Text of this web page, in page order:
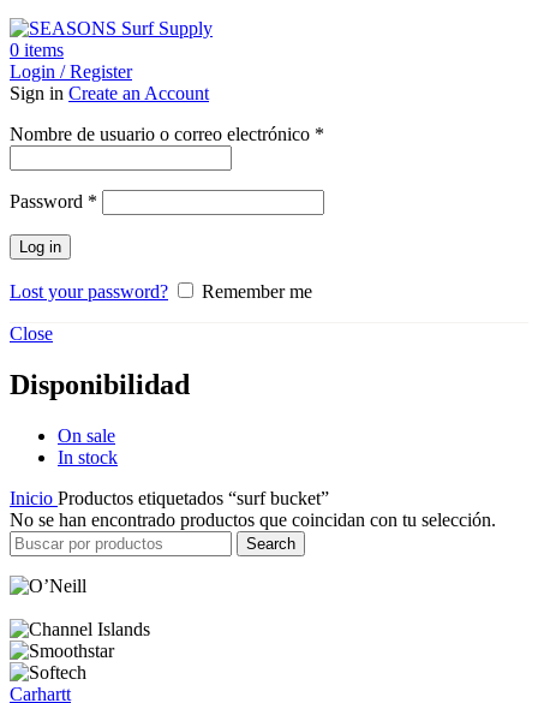
0 items
Login / Register
Sign in Create an Account
Nombre de usuario o correo electrónico *
Password *
Log in
Lost your password? Remember me
Close
Disponibilidad
On sale
In stock
Inicio Productos etiquetados “surf bucket”
No se han encontrado productos que coincidan con tu selección.
Search
Carhartt